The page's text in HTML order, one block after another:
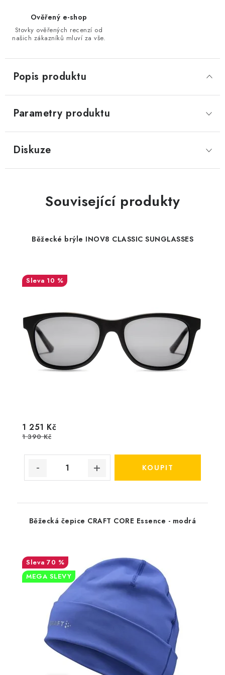
Ověřený e-shop
Stovky ověřených recenzí od
našich zákazníků mluví za vše.
Popis produktu
Parametry produktu
Diskuze
Související produkty
Běžecké brýle INOV8 CLASSIC SUNGLASSES
10 %
1 251 Kč
1 390 Kč
Běžecká čepice CRAFT CORE Essence - modrá
70 %
MEGA SLEVY